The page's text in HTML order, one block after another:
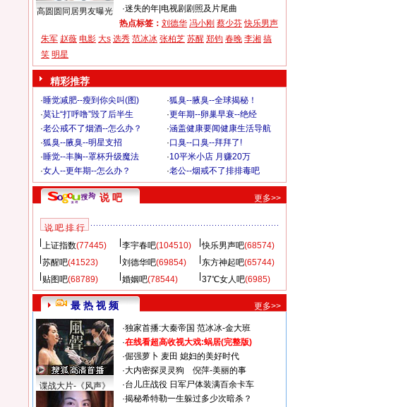
高圆圆同居男友曝光
·迷失的年| 电视剧剧照及片尾曲
热点标签： 刘德华 冯小刚 蔡少芬 快乐男声
朱军 赵薇 电影 大s 选秀 范冰冰 张柏芝 苏醒 郑钧 春晚 李湘 搞
笑 明星
精彩推荐
·睡觉减肥--瘦到你尖叫(图) ·狐臭--腋臭--全球揭秘！
·莫让“打呼噜”毁了后半生 ·更年期--卵巢早衰--绝经
·老公戒不了烟酒--怎么办？ ·涵盖健康要闻健康生活导航
·狐臭--腋臭--明星支招 ·口臭--口臭--拜拜了!
·睡觉--丰胸--罩杯升级魔法 ·10平米小店 月赚20万
·女人--更年期--怎么办？ ·老公--烟戒不了排排毒吧
说 吧 更多>>
说 吧 排 行
上证指数(77445) 李宇春吧(104510) 快乐男声吧(68574)
苏醒吧(41523) 刘德华吧(69854) 东方神起吧(65744)
贴图吧(68789) 婚姻吧(78544) 37℃女人吧(6985)
最 热 视 频 更多>>
谍战大片-《风声》
·独家首播:大秦帝国 范冰冰-金大班
·在线看超高收视大戏:蜗居(完整版)
·倔强萝卜 麦田 媳妇的美好时代
·大内密探灵灵狗
倪萍-美丽的事
·台儿庄战役 日军尸体装满百余卡车
·揭秘希特勒一生躲过多少次暗杀？